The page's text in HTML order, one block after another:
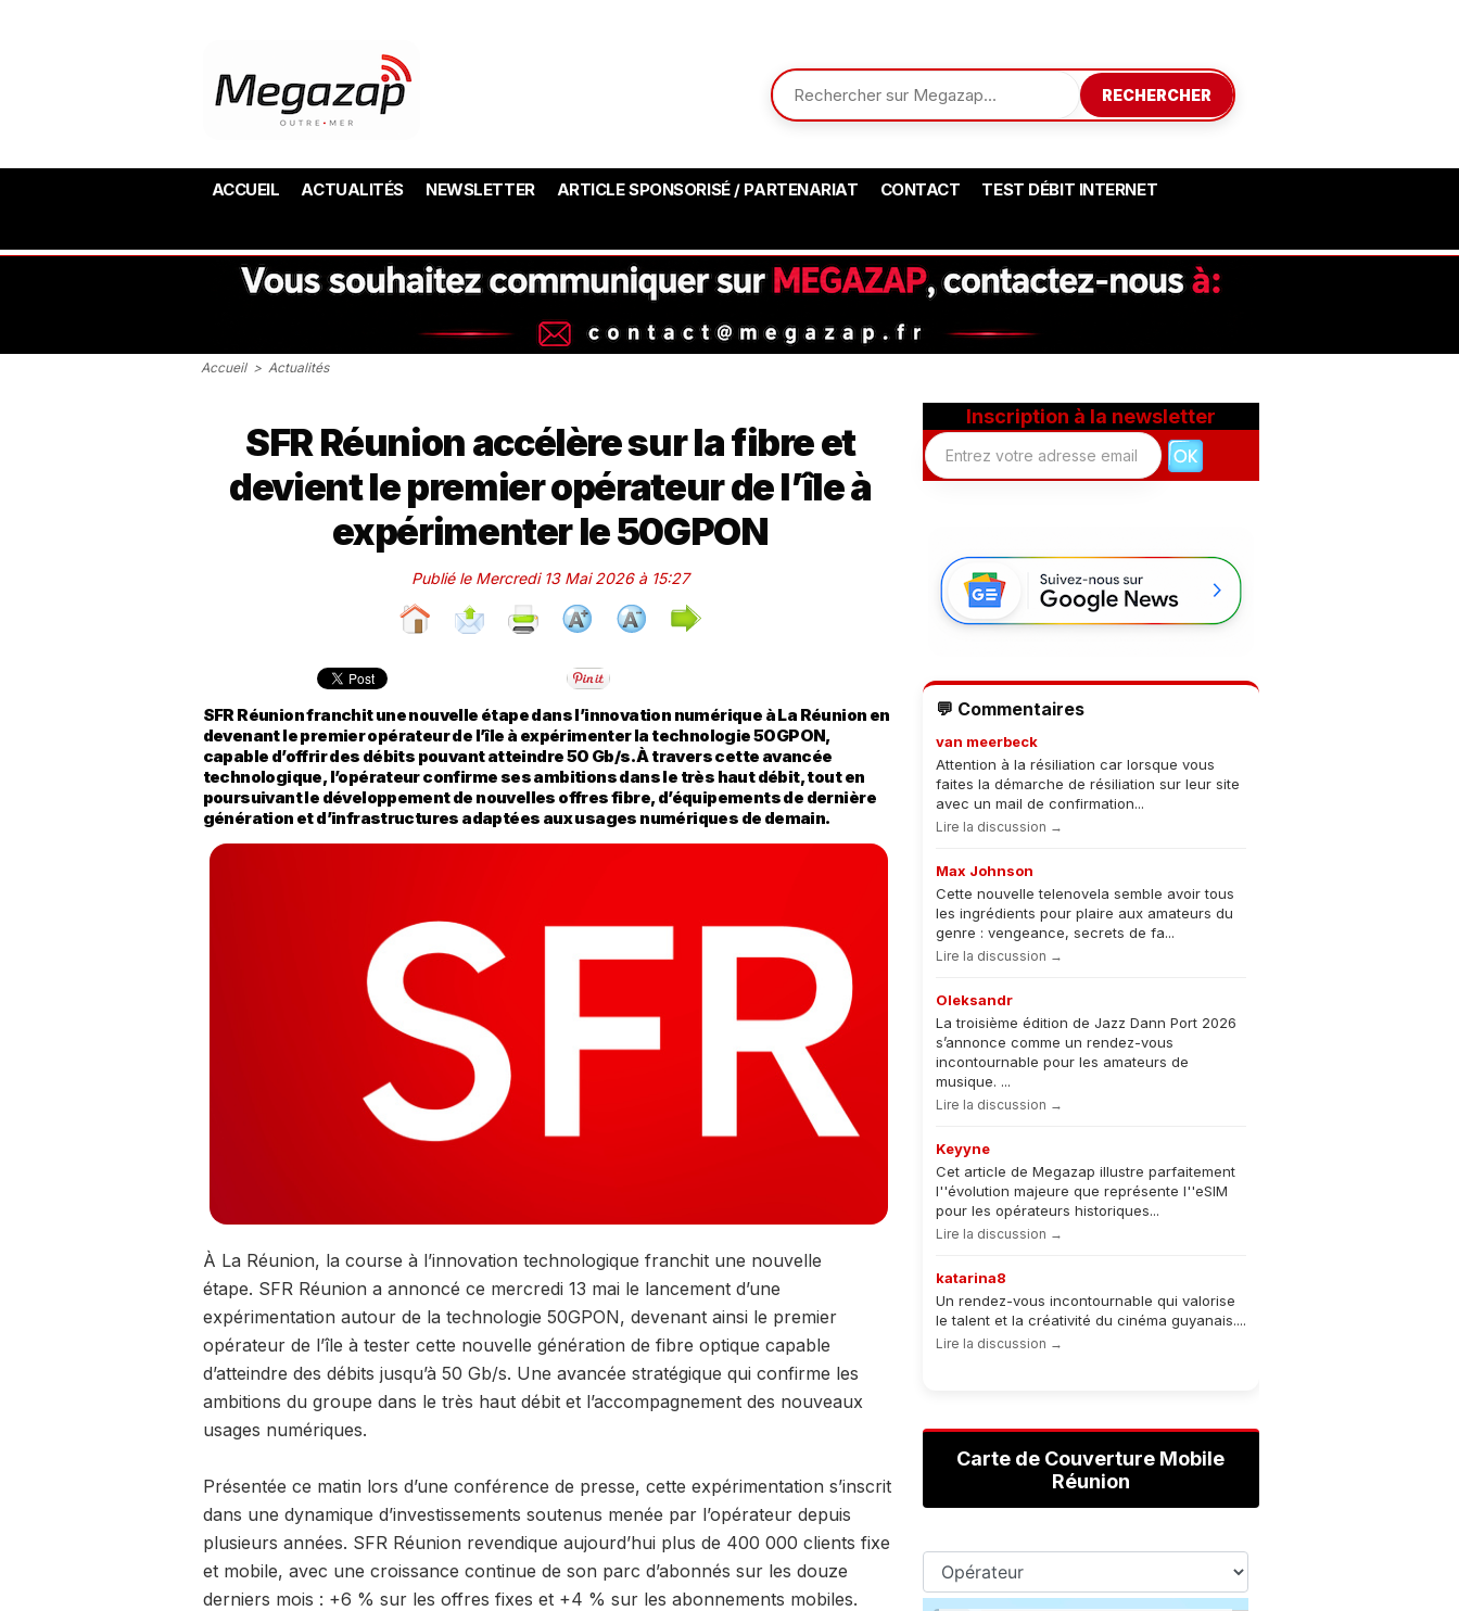
RECHERCHER
ACCUEIL ACTUALITÉS NEWSLETTER ARTICLE SPONSORISÉ / PARTENARIAT CONTACT TEST DÉBIT INTERNET
Accueil > Actualités
SFR Réunion accélère sur la fibre et
devient le premier opérateur de l’île à
expérimenter le 50GPON
Publié le Mercredi 13 Mai 2026 à 15:27
SFR Réunion franchit une nouvelle étape dans l’innovation numérique à La Réunion en
devenant le premier opérateur de l’île à expérimenter la technologie 50GPON,
capable d’offrir des débits pouvant atteindre 50 Gb/s. À travers cette avancée
technologique, l’opérateur confirme ses ambitions dans le très haut débit, tout en
poursuivant le développement de nouvelles offres fibre, d’équipements de dernière
génération et d’infrastructures adaptées aux usages numériques de demain.
À La Réunion, la course à l’innovation technologique franchit une nouvelle
étape. SFR Réunion a annoncé ce mercredi 13 mai le lancement d’une
expérimentation autour de la technologie 50GPON, devenant ainsi le premier
opérateur de l’île à tester cette nouvelle génération de fibre optique capable
d’atteindre des débits jusqu’à 50 Gb/s. Une avancée stratégique qui confirme les
ambitions du groupe dans le très haut débit et l’accompagnement des nouveaux
usages numériques.
Présentée ce matin lors d’une conférence de presse, cette expérimentation s’inscrit
dans une dynamique d’investissements soutenus menée par l’opérateur depuis
plusieurs années. SFR Réunion revendique aujourd’hui plus de 400 000 clients fixe
et mobile, avec une croissance continue de son parc d’abonnés sur les douze
derniers mois : +6 % sur les offres fixes et +4 % sur les abonnements mobiles.
Inscription à la newsletter
💬 Commentaires
van meerbeck
Attention à la résiliation car lorsque vous
faites la démarche de résiliation sur leur site
avec un mail de confirmation...
Lire la discussion →
Max Johnson
Cette nouvelle telenovela semble avoir tous
les ingrédients pour plaire aux amateurs du
genre : vengeance, secrets de fa...
Lire la discussion →
Oleksandr
La troisième édition de Jazz Dann Port 2026
s’annonce comme un rendez-vous
incontournable pour les amateurs de
musique. ...
Lire la discussion →
Keyyne
Cet article de Megazap illustre parfaitement
l''évolution majeure que représente l''eSIM
pour les opérateurs historiques...
Lire la discussion →
katarina8
Un rendez-vous incontournable qui valorise
le talent et la créativité du cinéma guyanais....
Lire la discussion →
Carte de Couverture Mobile
Réunion